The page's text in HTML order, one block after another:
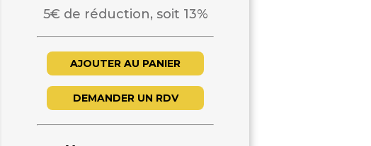
5€ de réduction, soit 13%
AJOUTER AU PANIER
DEMANDER UN RDV